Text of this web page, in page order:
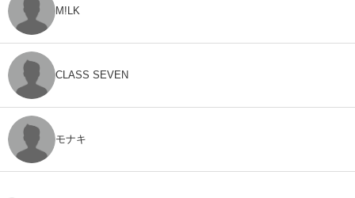
M!LK
CLASS SEVEN
モナキ